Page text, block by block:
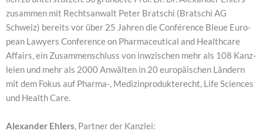
zusam­men mit Rechts­an­walt Peter Brat­schi (Brat­schi AG
Schweiz) bereits vor über 25 Jah­ren die Con­fé­rence Bleue Euro­
pean Lawy­ers Con­fe­rence on Phar­maceu­ti­cal and Health­ca­re
Affairs, ein Zusam­men­schluss von inw­zi­schen mehr als 108 Kanz­
lei­en und mehr als 2000 Anwäl­ten in 20 euro­päi­schen Län­dern
mit dem Fokus auf Pharma‑, Medi­zin­pro­dukt­e­recht, Life Sci­en­ces
und Health Care.
Alex­an­der Ehlers, Part­ner der Kanz­lei: